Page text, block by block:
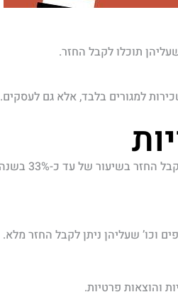
תוכלו לקבל החזר.
למגורים בלבד, אלא גם לעסקים.
של עד כ-33% בשנה על פחת,
וכו’ שעליהן ניתן לקבל החזר מלא.
והוצאות פרטיות.